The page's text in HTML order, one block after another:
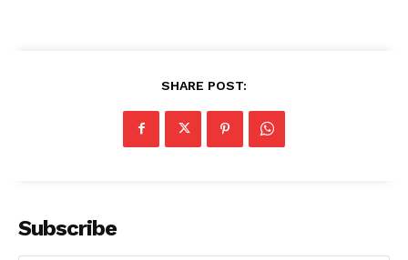
SHARE POST:
Subscribe